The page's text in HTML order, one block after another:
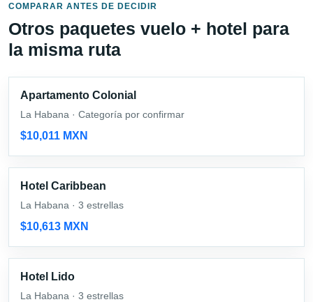
COMPARAR ANTES DE DECIDIR
Otros paquetes vuelo + hotel para
la misma ruta
Apartamento Colonial
La Habana · Categoría por confirmar
$10,011 MXN
Hotel Caribbean
La Habana · 3 estrellas
$10,613 MXN
Hotel Lido
La Habana · 3 estrellas